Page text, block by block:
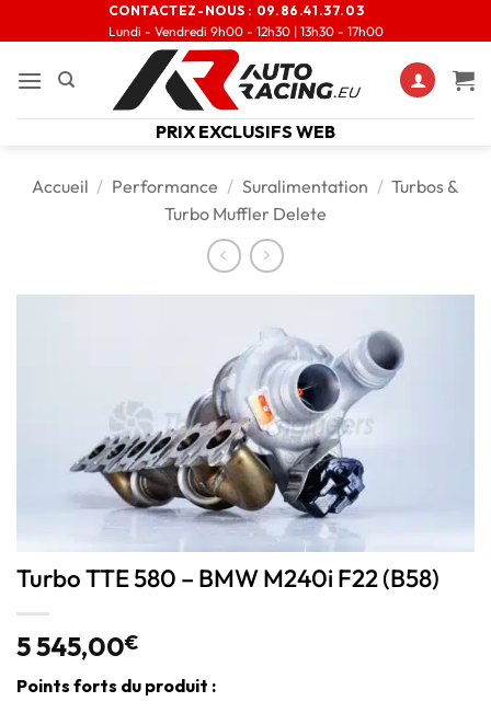
CONTACTEZ-NOUS : 09.86.41.37.03
Lundi - Vendredi 9h00 - 12h30 | 13h30 - 17h00
PRIX EXCLUSIFS WEB
Accueil / Performance / Suralimentation / Turbos &
Turbo Muffler Delete
Turbo TTE 580 – BMW M240i F22 (B58)
5 545,00€
Points forts du produit :